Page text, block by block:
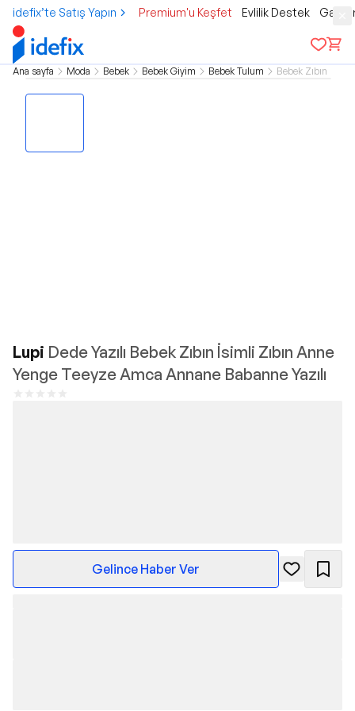
idefix’te Satış Yapın Premium'u Keşfet Evlilik Destek
Ana sayfa Moda Bebek Bebek Giyim Bebek Tulum Bebek Zıbın
Lupi Dede Yazılı Bebek Zıbın İsimli Zıbın Anne
Yenge Teeyze Amca Annane Babanne Yazılı
Gelince Haber Ver